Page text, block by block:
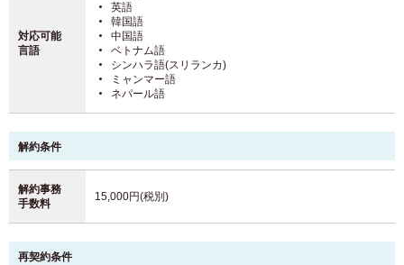
対応可能
言語
英語
韓国語
中国語
ベトナム語
シンハラ語(スリランカ)
ミャンマー語
ネパール語
解約条件
解約事務
手数料
15,000円(税別)
再契約条件